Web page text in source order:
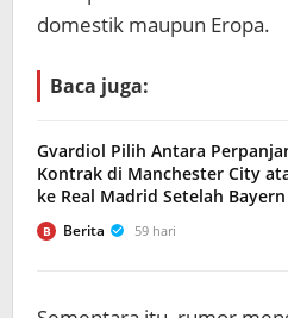
domestik maupun Eropa.
Baca juga:
Gvardiol Pilih Antara
Kontrak di Manchester City
ke Real Madrid Setelah
B Berita 59 hari